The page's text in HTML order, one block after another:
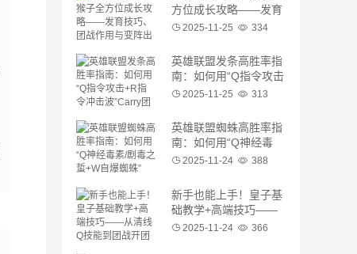
方位成长攻略——发育
技巧、团战作用与变阵
2025-11-25 334
英雄联盟发条高胜率指
南：如何用“Q指令攻击
+R指令冲击波”Carry团
择
2025-11-25 313
英雄联盟蜘蛛高胜率指
南：如何用“Q神经毒
素/剧毒之蜇+W自爆蜘
节与装备选择
2025-11-24 388
新手也能上手！皇子基
础教学+高端技巧——
从清线Q技能到团战开
2025-11-24 366